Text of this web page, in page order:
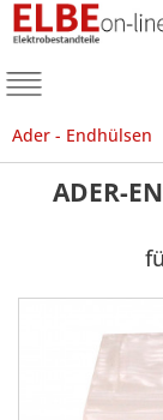
Ader - Endhülsen
ADER-